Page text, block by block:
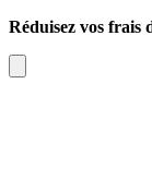
Réduisez vos frais